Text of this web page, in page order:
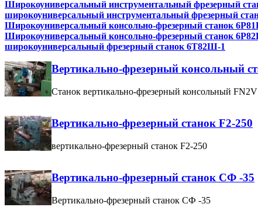
Широкоуниверсальный инструментальный фрезерный
широкоуниверсальный инструментальный фрезерный
Широкоуниверсальный консольно-фрезерный станок
Широкоуниверсальный консольно-фрезерный станок
широкоуниверсальный фрезерный станок 6Т82Ш-1
Вертикально-фрезерный консольный
Станок вертикально-фрезерный консольный FN2V
Вертикально-фрезерный станок F2-250
вертикально-фрезерный станок F2-250
Вертикально-фрезерный станок СФ -35
Вертикально-фрезерный станок СФ -35